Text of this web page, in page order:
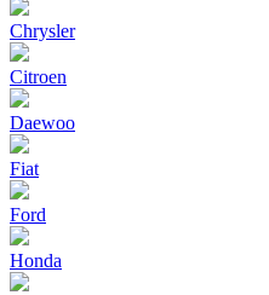
Chrysler
Citroen
Daewoo
Fiat
Ford
Honda